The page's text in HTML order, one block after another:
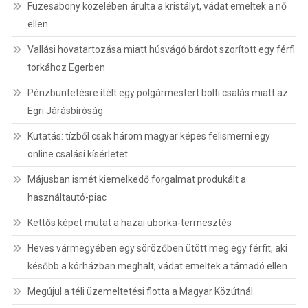
Füzesabony közelében árulta a kristályt, vádat emeltek a nő
ellen
Vallási hovatartozása miatt húsvágó bárdot szorított egy férfi
torkához Egerben
Pénzbüntetésre ítélt egy polgármestert bolti csalás miatt az
Egri Járásbíróság
Kutatás: tízből csak három magyar képes felismerni egy
online csalási kísérletet
Májusban ismét kiemelkedő forgalmat produkált a
használtautó-piac
Kettős képet mutat a hazai uborka-termesztés
Heves vármegyében egy sörözőben ütött meg egy férfit, aki
később a kórházban meghalt, vádat emeltek a támadó ellen
Megújul a téli üzemeltetési flotta a Magyar Közútnál